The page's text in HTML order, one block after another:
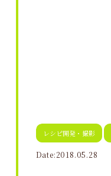
レシピ開発・撮影
Date:2018.05.28